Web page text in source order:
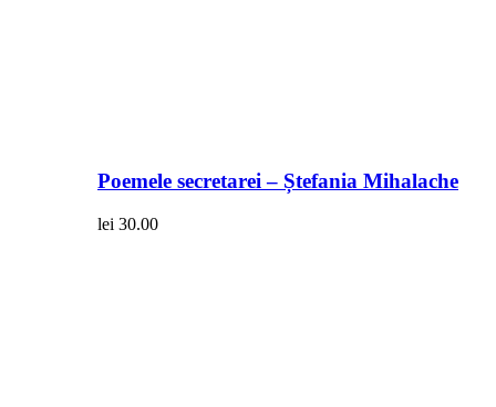
Poemele secretarei – Ștefania Mihalache
lei 30.00